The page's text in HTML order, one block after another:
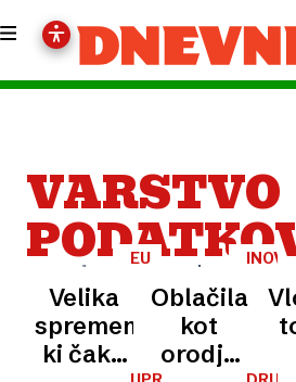
VARSTVO
EU
GOOGLU
Velika
sprememba,
ki čaka
Oblačila
kot
orodje